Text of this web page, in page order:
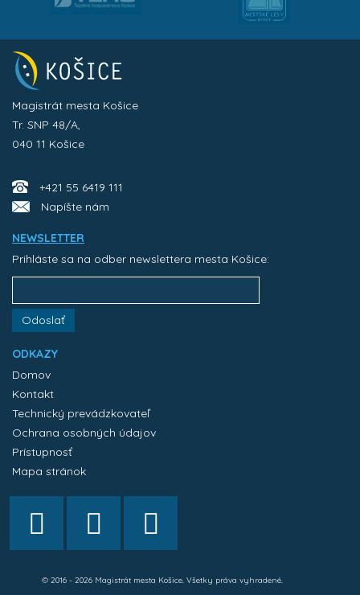
Magistrát mesta Košice
Tr. SNP 48/A,
040 11 Košice
+421 55 6419 111
Napíšte nám
NEWSLETTER
Prihláste sa na odber newslettera mesta Košice:
Odoslať
ODKAZY
Domov
Kontakt
Technický prevádzkovateľ
Ochrana osobných údajov
Prístupnosť
Mapa stránok
© 2016 - 2026 Magistrát mesta Košice. Všetky práva vyhradené.